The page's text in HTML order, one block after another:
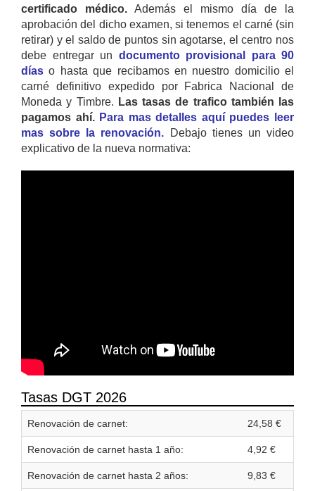
certificado médico. Además el mismo día de la
aprobación del dicho examen, si tenemos el carné (sin
retirar) y el saldo de puntos sin agotarse, el centro nos
debe entregar un documento provisional para 90
días o hasta que recibamos en nuestro domicilio el
carné definitivo expedido por Fabrica Nacional de
Moneda y Timbre. Las tasas de trafico también las
pagamos ahí. Para mas detalles aquí puedes leer
mas sobre la renovación. Debajo tienes un video
explicativo de la nueva normativa:
Tasas DGT 2026
Renovación de carnet: 24,58 €
Renovación de carnet hasta 1 año: 4,92 €
Renovación de carnet hasta 2 años: 9,83 €